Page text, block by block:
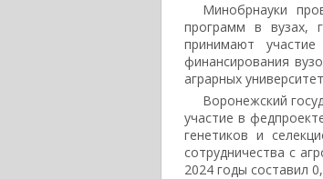
Минобрнауки
программ в вузах,
принимают
финансирования
аграрных
Воронежский
участие в
генетиков и
сотрудничества с
2024 годы составил